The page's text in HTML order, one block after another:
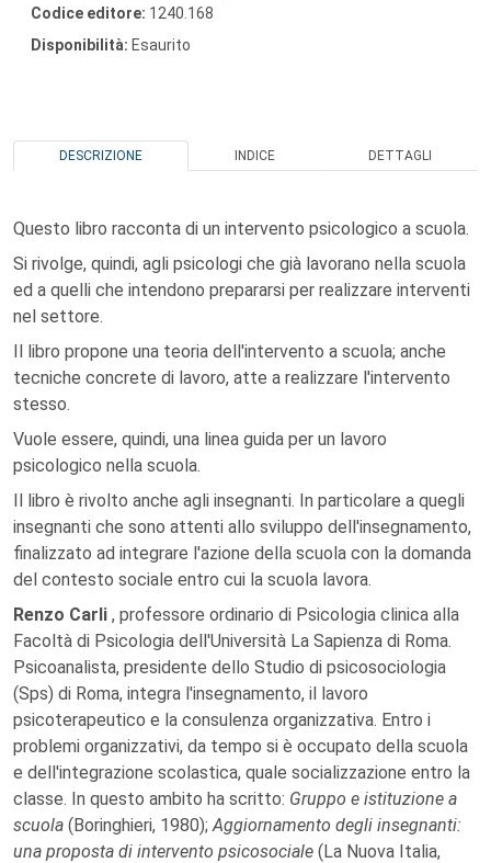
Codice editore: 1240.168
Disponibilità: Esaurito
DESCRIZIONE INDICE DETTAGLI
Questo libro racconta di un intervento psicologico a scuola.
Si rivolge, quindi, agli psicologi che già lavorano nella scuola
ed a quelli che intendono prepararsi per realizzare interventi
nel settore.
Il libro propone una teoria dell'intervento a scuola; anche
tecniche concrete di lavoro, atte a realizzare l'intervento
stesso.
Vuole essere, quindi, una linea guida per un lavoro
psicologico nella scuola.
Il libro è rivolto anche agli insegnanti. In particolare a quegli
insegnanti che sono attenti allo sviluppo dell'insegnamento,
finalizzato ad integrare l'azione della scuola con la domanda
del contesto sociale entro cui la scuola lavora.
Renzo Carli , professore ordinario di Psicologia clinica alla
Facoltà di Psicologia dell'Università La Sapienza di Roma.
Psicoanalista, presidente dello Studio di psicosociologia
(Sps) di Roma, integra l'insegnamento, il lavoro
psicoterapeutico e la consulenza organizzativa. Entro i
problemi organizzativi, da tempo si è occupato della scuola
e dell'integrazione scolastica, quale socializzazione entro la
classe. In questo ambito ha scritto: Gruppo e istituzione a
scuola (Boringhieri, 1980);Aggiornamento degli insegnanti:
una proposta di intervento psicosociale (La Nuova Italia,